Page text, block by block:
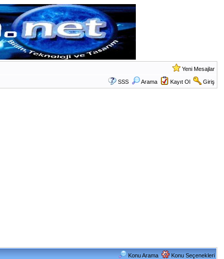
Yeni Mesajlar
SSS Arama Kayıt Ol Giriş
Konu Arama Konu Seçenekleri